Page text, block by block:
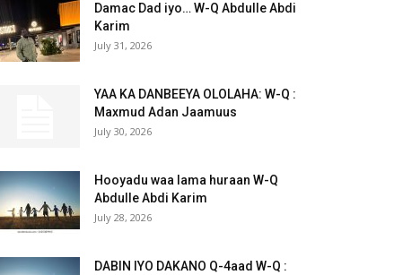
Damac Dad iyo… W-Q Abdulle Abdi
Karim
July 31, 2026
YAA KA DANBEEYA OLOLAHA: W-Q :
Maxmud Adan Jaamuus
July 30, 2026
Hooyadu waa lama huraan W-Q
Abdulle Abdi Karim
July 28, 2026
DABIN IYO DAKANO Q-4aad W-Q :